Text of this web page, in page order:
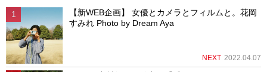
【新WEB企画】 女優とカメラとフィルムと。花岡
すみれ Photo by Dream Aya
NEXT 2022.04.07